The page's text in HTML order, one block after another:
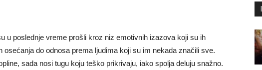
u poslednje vreme prošli kroz niz emotivnih izazova koji su ih
osećanja do odnosa prema ljudima koji su im nekada značili sve.
sada nosi tugu koju teško prikrivaju, iako spolja deluju snažno.